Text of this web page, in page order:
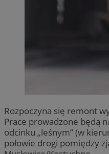
Rozpoczyna się remont
Prace prowadzone będą
odcinku „leśnym” (w
połowie drogi pomiędzy